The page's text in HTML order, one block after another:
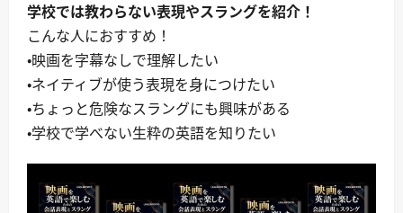
学校では教わらない表現やスラングを紹介！
こんな人におすすめ！
・映画を字幕なしで理解したい
・ネイティブが使う表現を身につけたい
・ちょっと危険なスラングにも興味がある
・学校で学べない生粋の英語を知りたい